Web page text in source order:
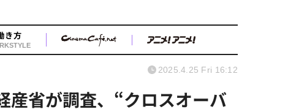
き方
産省が調査、“クロスオーバ
2025.4.25 Fri 16:12